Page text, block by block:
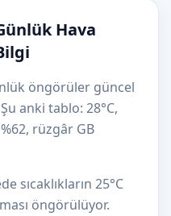
Hava
öngörüler güncel
anki tablo: 28°C,
rüzgâr GB
sıcaklıkların 25°C
öngörülüyor.